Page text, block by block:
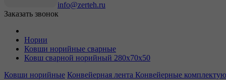
info@zerteh.ru
Заказать звонок
Нории
Ковши норийные сварные
Ковш сварной норийный 280х70х50
Ковши норийные Конвейерная лента Конвейерные